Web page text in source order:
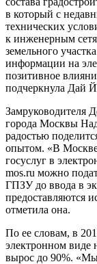
в который с
технических
к инженерным
земельного
информации на
позитивное
подчеркнула Дай
Замруководителя
города Москвы
радостью
опытом. «В Москве
госуслуг в
mos.ru можно
ГПЗУ до ввода в
предоставляются
отметила она.
По ее словам, в
электронном виде
вырос до 90%.